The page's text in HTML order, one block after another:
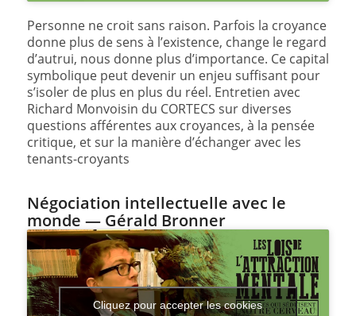
Personne ne croit sans raison. Parfois la croyance
donne plus de sens à l’existence, change le regard
d’autrui, nous donne plus d’importance. Ce capital
symbolique peut devenir un enjeu suffisant pour
s’isoler de plus en plus du réel. Entretien avec
Richard Monvoisin du CORTECS sur diverses
questions afférentes aux croyances, à la pensée
critique, et sur la manière d’échanger avec les
tenants-croyants
Négociation intellectuelle avec le
monde — Gérald Bronner
Cliquez pour accepter les cookies